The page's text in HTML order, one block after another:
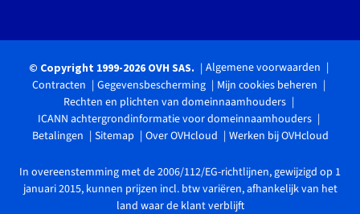
© Copyright 1999-2026 OVH SAS.
Algemene voorwaarden
Contracten
Gegevensbescherming
Mijn cookies beheren
Rechten en plichten van domeinnaamhouders
ICANN achtergrondinformatie voor domeinnaamhouders
Betalingen
Sitemap Over OVHcloud Werken bij OVHcloud
In overeenstemming met de 2006/112/EG-richtlijnen, gewijzigd op 1
januari 2015, kunnen prijzen incl. btw variëren, afhankelijk van het
land waar de klant verblijft